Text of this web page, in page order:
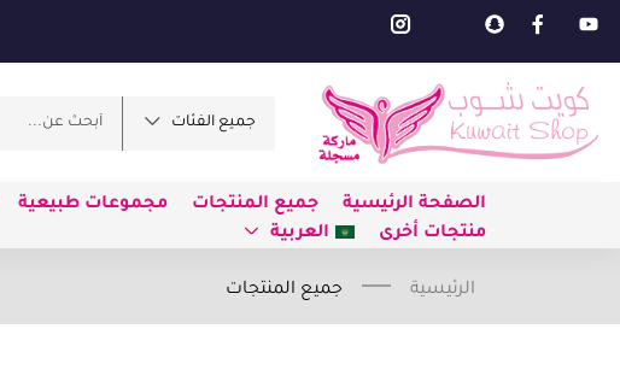
جميع الفئات
الصفحة الرئيسية جميع المنتجات مجموعات طبيعية
منتجات أخرى
العربية
الرئيسية جميع المنتجات